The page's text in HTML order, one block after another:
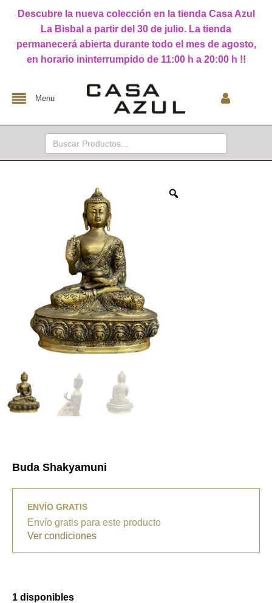
Descubre la nueva colección en la tienda Casa Azul
La Bisbal a partir del 30 de julio. La tienda
permanecerá abierta durante todo el mes de agosto,
en horario ininterrumpido de 11:00 h a 20:00 h !!
Menu
Buscar:
Buda Shakyamuni
ENVÍO GRATIS
Envío gratis para este producto
Ver condiciones
1 disponibles